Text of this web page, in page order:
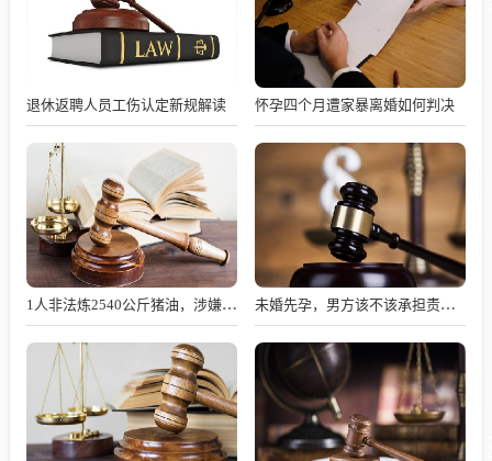
退休返聘人员工伤认定新规解读 怀孕四个月遭家暴离婚如何判决
1人非法炼2540公斤猪油，涉嫌何罪？ 未婚先孕，男方该不该承担责任？